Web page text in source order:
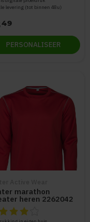
levering (tot binnen 48u)
49
PERSONALISEER
de 5
marathon
heren 2262042
van dit